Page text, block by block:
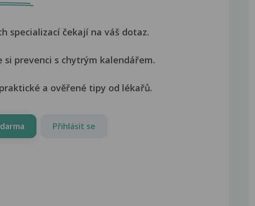
specializací čekají na váš dotaz.
si prevenci s chytrým kalendářem.
a ověřené tipy od lékařů.
Přihlásit se